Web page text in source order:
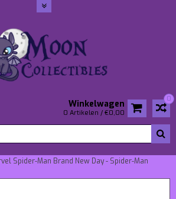
0
Winkelwagen
0 Artikelen / €0,00
Spider-Man Brand New Day - Spider-Man